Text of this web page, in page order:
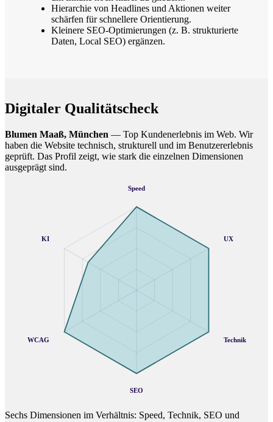
Hierarchie von Headlines und Aktionen weiter
schärfen für schnellere Orientierung.
Kleinere SEO-Optimierungen (z. B. strukturierte
Daten, Local SEO) ergänzen.
Digitaler Qualitätscheck
Blumen Maaß, München — Top Kundenerlebnis im Web. Wir
haben die Website technisch, strukturell und im Benutzererlebnis
geprüft. Das Profil zeigt, wie stark die einzelnen Dimensionen
ausgeprägt sind.
Speed
UX
Technik
SEO
WCAG
KI
Sechs Dimensionen im Verhältnis: Speed, Technik, SEO und